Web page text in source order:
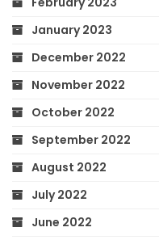
January 2023
December 2022
November 2022
October 2022
September 2022
August 2022
July 2022
June 2022